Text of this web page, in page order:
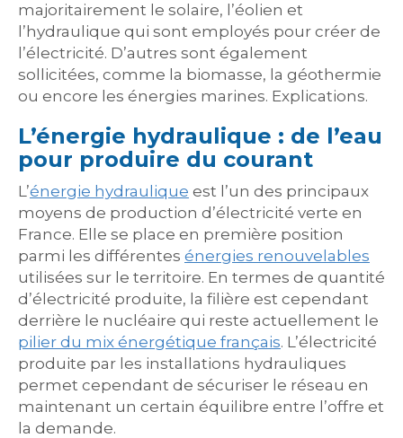
majoritairement le solaire, l’éolien et
l’hydraulique qui sont employés pour créer de
l’électricité. D’autres sont également
sollicitées, comme la biomasse, la géothermie
ou encore les énergies marines. Explications.
L’énergie hydraulique : de l’eau
pour produire du courant
L’énergie hydraulique est l’un des principaux
moyens de production d’électricité verte en
France. Elle se place en première position
parmi les différentes énergies renouvelables
utilisées sur le territoire. En termes de quantité
d’électricité produite, la filière est cependant
derrière le nucléaire qui reste actuellement le
pilier du mix énergétique français. L’électricité
produite par les installations hydrauliques
permet cependant de sécuriser le réseau en
maintenant un certain équilibre entre l’offre et
la demande.